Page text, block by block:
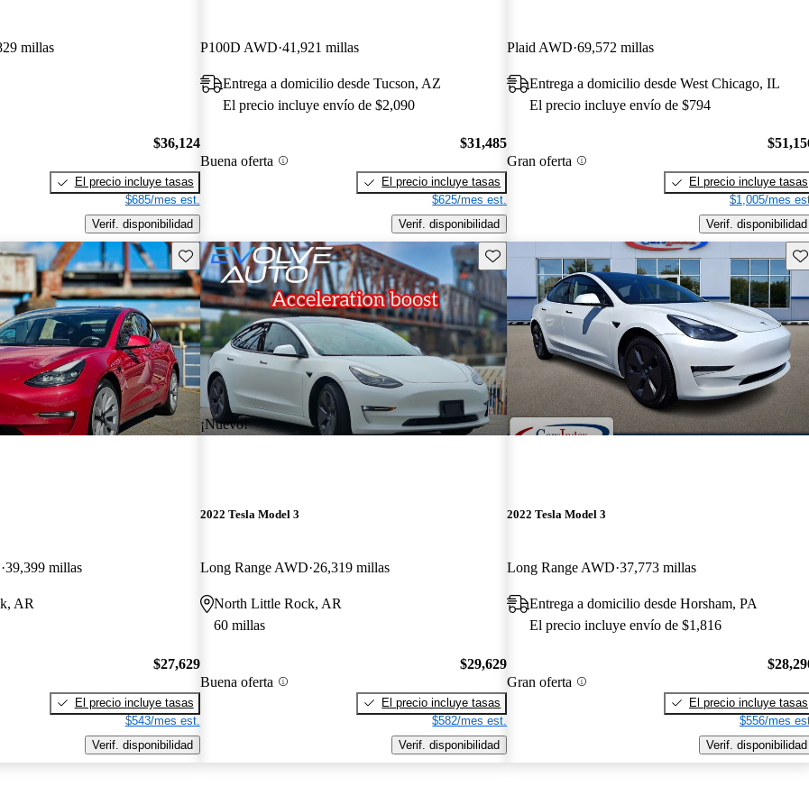
millas
$36,124
El precio incluye tasas
$685/mes est.
Verif. disponibilidad
P100D AWD 41,921 millas
Entrega a domicilio desde Tucson, AZ
El precio incluye envío de $2,090
Buena oferta
$31,485
El precio incluye tasas
$625/mes est.
Verif. disponibilidad
Plaid AWD 69,572 millas
Entrega a domicilio desde West Chicago, IL
El precio incluye envío de $794
Gran oferta
El precio incluye tasas
$1,005/mes
Verif. disponibilidad
Guarda este Aviso
39,399 millas
AR
$27,629
El precio incluye tasas
$543/mes est.
Verif. disponibilidad
¡Nuevo!
Guarda este Aviso
2022 Tesla Model 3
Long Range AWD 26,319 millas
North Little Rock, AR
60 millas
Buena oferta
$29,629
El precio incluye tasas
$582/mes est.
Verif. disponibilidad
2022 Tesla Model 3
Long Range AWD 37,773 millas
Entrega a domicilio desde Horsham, PA
El precio incluye envío de $1,816
Gran oferta
El precio incluye tasas
$556/mes
Verif. disponibilidad